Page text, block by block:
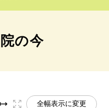
の今
全幅表示に変更